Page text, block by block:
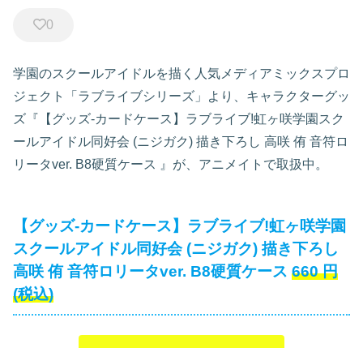
0
学園のスクールアイドルを描く人気メディアミックスプロ
ジェクト「ラブライブシリーズ」より、キャラクターグッ
ズ『【グッズ-カードケース】ラブライブ!虹ヶ咲学園スク
ールアイドル同好会 (ニジガク) 描き下ろし 高咲 侑 音符ロ
リータver. B8硬質ケース 』が、アニメイトで取扱中。
【グッズ-カードケース】ラブライブ!虹ヶ咲学園
スクールアイドル同好会 (ニジガク) 描き下ろし
高咲 侑 音符ロリータver. B8硬質ケース 660 円
(税込)